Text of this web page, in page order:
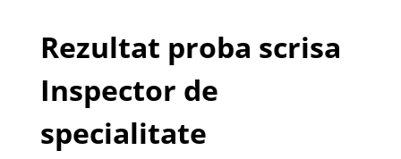
Rezultat proba scrisa
Inspector de
specialitate